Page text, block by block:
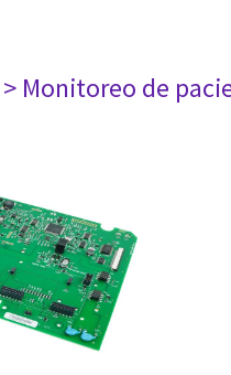
> Monitoreo de